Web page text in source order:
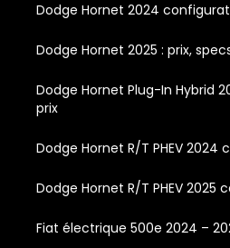
Dodge Hornet 2024
Dodge Hornet 2025 : prix,
Dodge Hornet Plug-In Hybrid
prix
Dodge Hornet R/T PHEV
Dodge Hornet R/T PHEV
Fiat électrique 500e 2024 –